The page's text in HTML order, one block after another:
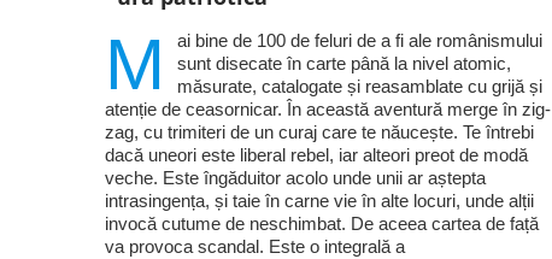
M
ai bine de 100 de feluri de a fi ale românismului
sunt disecate în carte până la nivel atomic,
măsurate, catalogate și reasamblate cu grijă și
atenție de ceasornicar. În această aventură merge în zig-
zag, cu trimiteri de un curaj care te năucește. Te întrebi
dacă uneori este liberal rebel, iar alteori preot de modă
veche. Este îngăduitor acolo unde unii ar aștepta
intrasingența, și taie în carne vie în alte locuri, unde alții
invocă cutume de neschimbat. De aceea cartea de față
va provoca scandal. Este o integrală a